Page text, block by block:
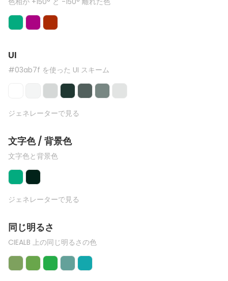
UI
#03ab7f を使った UI スキーム
ジェネレーターで見る
文字色 / 背景色
文字色と背景色
ジェネレーターで見る
同じ明るさ
CIEALB 上の同じ明るさの色